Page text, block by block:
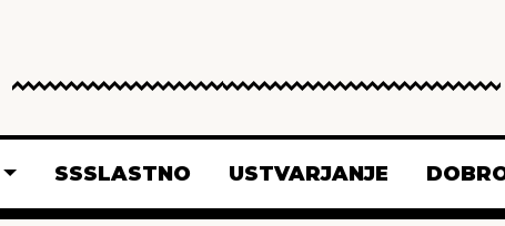
SSSLASTNO USTVARJANJE